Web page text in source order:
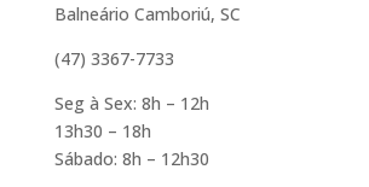
Balneário Camboriú, SC
(47) 3367-7733
Seg à Sex: 8h – 12h
13h30 – 18h
Sábado: 8h – 12h30